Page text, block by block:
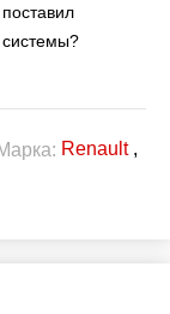
системы?
Renault,